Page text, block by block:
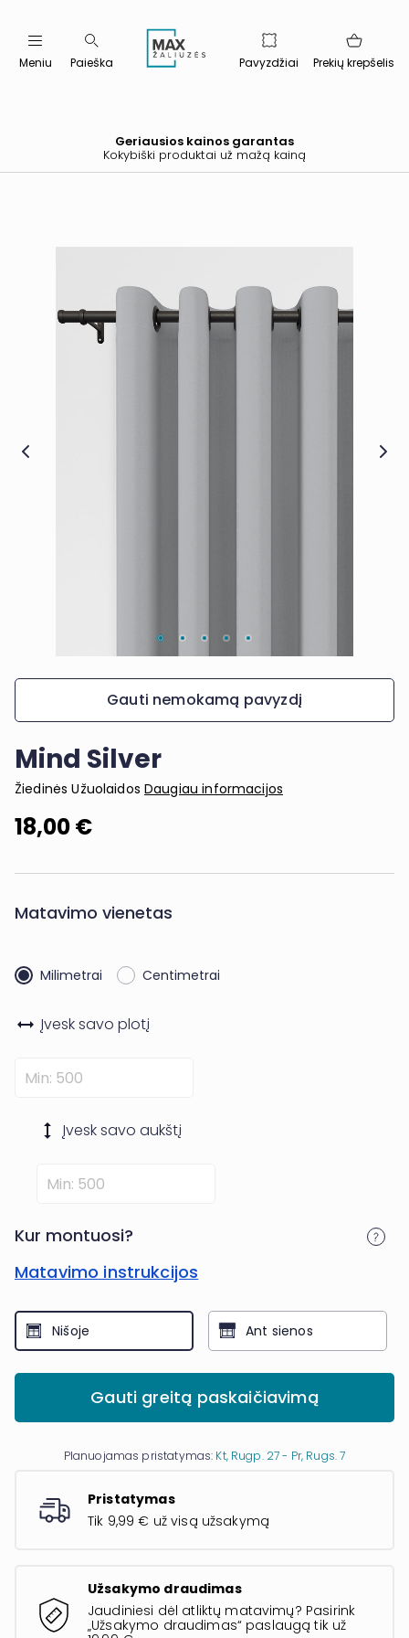
Meniu Paieška Pavyzdžiai Prekių krepšelis
Geriausios kainos garantas
Kokybiški produktai už mažą kainą
Gauti nemokamą pavyzdį
Mind Silver
Žiedinės Užuolaidos Daugiau informacijos
18,00 €
Matavimo vienetas
Milimetrai Centimetrai
Įvesk savo plotį
Įvesk savo aukštį
Kur montuosi?
Matavimo instrukcijos
Nišoje Ant sienos
Gauti greitą paskaičiavimą
Planuojamas pristatymas: Kt, Rugp. 27 - Pr, Rugs. 7
Pristatymas
Tik 9,99 € už visą užsakymą
Užsakymo draudimas
Jaudiniesi dėl atliktų matavimų? Pasirink
„Užsakymo draudimas“ paslaugą tik už